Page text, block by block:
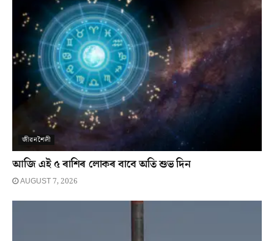
জীৱনশৈলী
আজি এই ৫ ৰাশিৰ লোকৰ বাবে অতি শুভ দিন
AUGUST 7, 2026